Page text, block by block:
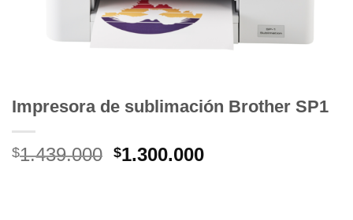
Impresora de sublimación Brother SP1
$1.439.000 El
$1.300.000El